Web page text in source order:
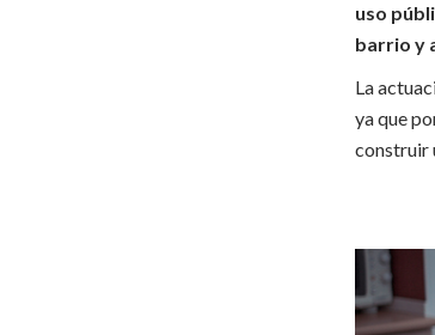
uso
barrio y
La
ya que
construir